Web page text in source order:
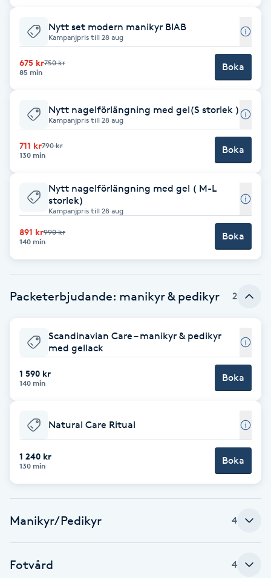
Babylights
Bambumassage
Barber
Barnklippning
Bottenfärg
Brynformning
Brynplockning
Bröllopsuppsättning
Celluliter
Cryoterapi
D
Nytt set modern manikyr BIAB
Kampanjpris till 28 aug
675 kr750 kr
85 min
Boka
Nytt nagelförlängning med gel(S storlek )
Kampanjpris till 28 aug
711 kr790 kr
130 min
Boka
Nytt nagelförlängning med gel ( M-L
storlek)
Kampanjpris till 28 aug
891 kr990 kr
140 min
Boka
Packeterbjudande: manikyr & pedikyr 2
Scandinavian Care – manikyr & pedikyr
med gellack
1 590 kr
140 min Boka
Natural Care Ritual
1 240 kr
130 min Boka
Manikyr/Pedikyr 4
Fotvård 4